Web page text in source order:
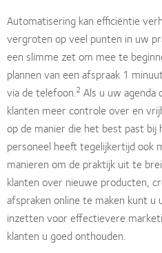
Automatisering kan efficiëntie
vergroten op veel punten in uw
een slimme zet om mee te
plannen van een afspraak 1
via de telefoon.2 Als u uw agenda
klanten meer controle over en
op de manier die het best past bij
personeel heeft tegelijkertijd ook
manieren om de praktijk uit te
klanten over nieuwe producten,
afspraken online te maken kunt u
inzetten voor effectievere
klanten u goed onthouden.